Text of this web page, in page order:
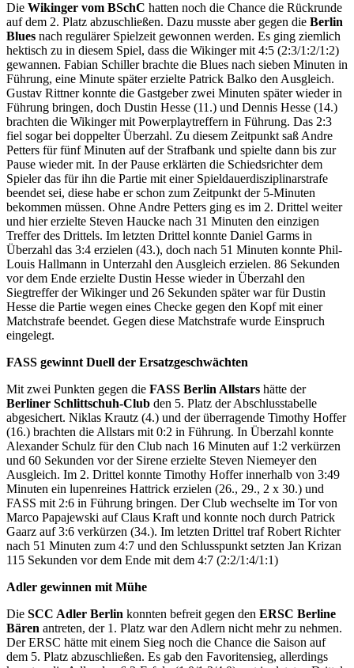
Die Wikinger vom BSchC hatten noch die Chance die Rückrunde
auf dem 2. Platz abzuschließen. Dazu musste aber gegen die Berlin
Blues nach regulärer Spielzeit gewonnen werden. Es ging ziemlich
hektisch zu in diesem Spiel, dass die Wikinger mit 4:5 (2:3/1:2/1:2)
gewannen. Fabian Schiller brachte die Blues nach sieben Minuten in
Führung, eine Minute später erzielte Patrick Balko den Ausgleich.
Gustav Rittner konnte die Gastgeber zwei Minuten später wieder in
Führung bringen, doch Dustin Hesse (11.) und Dennis Hesse (14.)
brachten die Wikinger mit Powerplaytreffern in Führung. Das 2:3
fiel sogar bei doppelter Überzahl. Zu diesem Zeitpunkt saß Andre
Petters für fünf Minuten auf der Strafbank und spielte dann bis zur
Pause wieder mit. In der Pause erklärten die Schiedsrichter dem
Spieler das für ihn die Partie mit einer Spieldauerdisziplinarstrafe
beendet sei, diese habe er schon zum Zeitpunkt der 5-Minuten
bekommen müssen. Ohne Andre Petters ging es im 2. Drittel weiter
und hier erzielte Steven Haucke nach 31 Minuten den einzigen
Treffer des Drittels. Im letzten Drittel konnte Daniel Garms in
Überzahl das 3:4 erzielen (43.), doch nach 51 Minuten konnte Phil-
Louis Hallmann in Unterzahl den Ausgleich erzielen. 86 Sekunden
vor dem Ende erzielte Dustin Hesse wieder in Überzahl den
Siegtreffer der Wikinger und 26 Sekunden später war für Dustin
Hesse die Partie wegen eines Checke gegen den Kopf mit einer
Matchstrafe beendet. Gegen diese Matchstrafe wurde Einspruch
eingelegt.
FASS gewinnt Duell der Ersatzgeschwächten
Mit zwei Punkten gegen die FASS Berlin Allstars hätte der
Berliner Schlittschuh-Club den 5. Platz der Abschlusstabelle
abgesichert. Niklas Krautz (4.) und der überragende Timothy Hoffer
(16.) brachten die Allstars mit 0:2 in Führung. In Überzahl konnte
Alexander Schulz für den Club nach 16 Minuten auf 1:2 verkürzen
und 60 Sekunden vor der Sirene erzielte Steven Niemeyer den
Ausgleich. Im 2. Drittel konnte Timothy Hoffer innerhalb von 3:49
Minuten ein lupenreines Hattrick erzielen (26., 29., 2 x 30.) und
FASS mit 2:6 in Führung bringen. Der Club wechselte im Tor von
Marco Papajewski auf Claus Kraft und konnte noch durch Patrick
Gaarz auf 3:6 verkürzen (34.). Im letzten Drittel traf Robert Richter
nach 51 Minuten zum 4:7 und den Schlusspunkt setzten Jan Krizan
115 Sekunden vor dem Ende mit dem 4:7 (2:2/1:4/1:1)
Adler gewinnen mit Mühe
Die SCC Adler Berlin konnten befreit gegen den ERSC Berline
Bären antreten, der 1. Platz war den Adlern nicht mehr zu nehmen.
Der ERSC hätte mit einem Sieg noch die Chance die Saison auf
dem 5. Platz abzuschließen. Es gab den Favoritensieg, allerdings